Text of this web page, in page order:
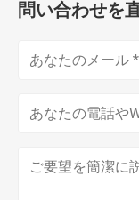
問い合わせを